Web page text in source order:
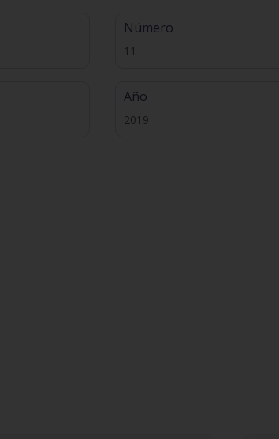
Número
11
Año
2019